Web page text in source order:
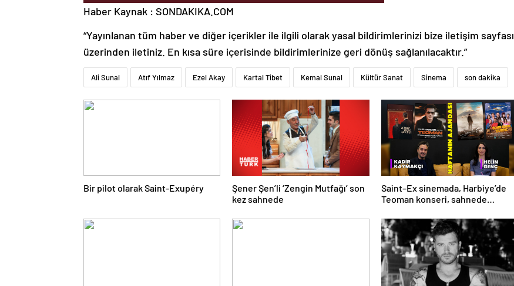
Haber Kaynak : SONDAKIKA.COM
“Yayınlanan tüm haber ve diğer içerikler ile ilgili olarak yasal bildirimlerinizi bize iletişim sayfası
üzerinden iletiniz. En kısa süre içerisinde bildirimlerinize geri dönüş sağlanılacaktır.”
Ali Sunal Atıf Yılmaz Ezel Akay Kartal Tibet Kemal Sunal Kültür Sanat Sinema son dakika
Bir pilot olarak Saint-Exupéry
Şener Şen’li ‘Zengin Mutfağı’ son
kez sahnede
Saint–Ex sinemada, Harbiye’de
Teoman konseri, sahnede
sanat ajandası